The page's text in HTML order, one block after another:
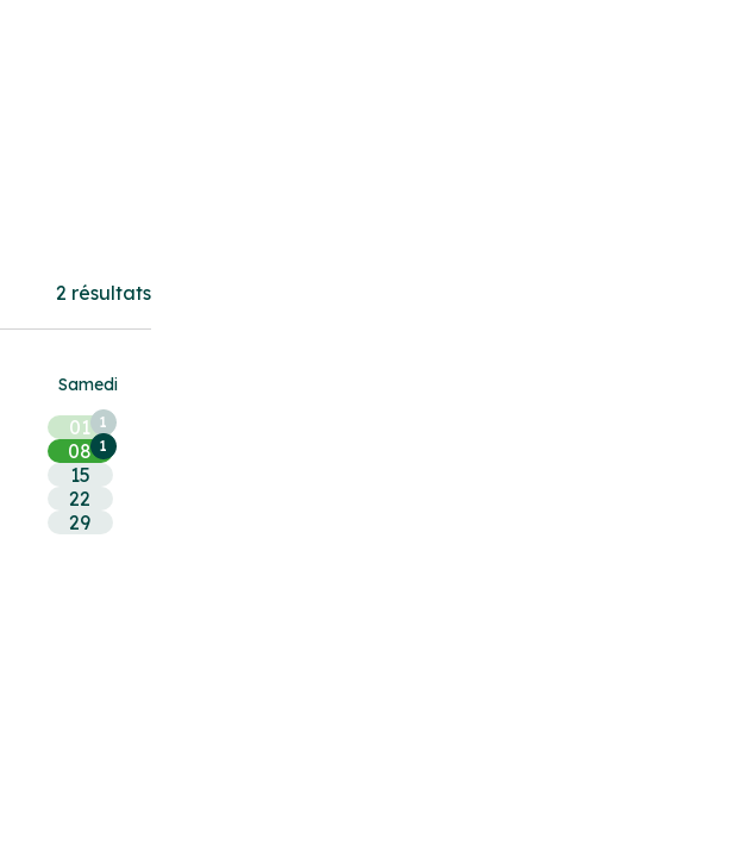
2 résultats
Samedi
01 1
08 1
15
22
29